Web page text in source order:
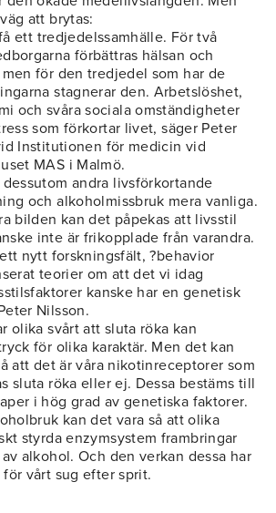
att brytas:
ett tredjedelssamhälle. För två
förbättras hälsan och
för den tredjedel som har de
stagnerar den. Arbetslöshet,
och svåra sociala omständigheter
som förkortar livet, säger Peter
Institutionen för medicin vid
MAS i Malmö.
andra livsförkortande
och alkoholmissbruk mera vanliga.
bilden kan det påpekas att livsstil
inte är frikopplade från varandra.
nytt forskningsfält, ?behavior
teorier om att det vi idag
kanske har en genetisk
Nilsson.
olika svårt att sluta röka kan
för olika karaktär. Men det kan
att det är våra nikotinreceptorer som
sluta röka eller ej. Dessa bestäms till
i hög grad av genetiska faktorer.
kan det vara så att olika
styrda enzymsystem frambringar
alkohol. Och den verkan dessa har
vårt sug efter sprit.